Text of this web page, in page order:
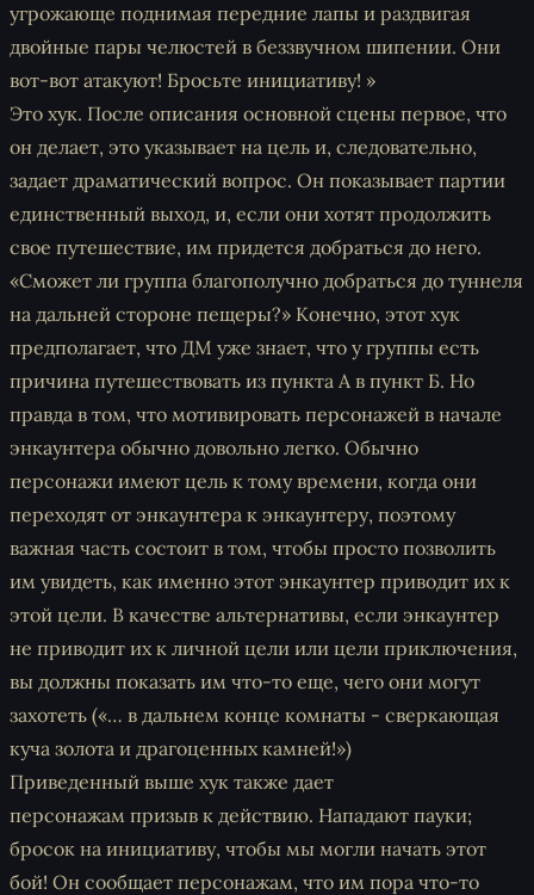
угрожающе поднимая передние лапы и раздвигая
двойные пары челюстей в беззвучном шипении. Они
вот-вот атакуют! Бросьте инициативу! »
Это хук. После описания основной сцены первое, что
он делает, это указывает на цель и, следовательно,
задает драматический вопрос. Он показывает партии
единственный выход, и, если они хотят продолжить
свое путешествие, им придется добраться до него.
«Сможет ли группа благополучно добраться до туннеля
на дальней стороне пещеры?» Конечно, этот хук
предполагает, что ДМ уже знает, что у группы есть
причина путешествовать из пункта A в пункт Б. Но
правда в том, что мотивировать персонажей в начале
энкаунтера обычно довольно легко. Обычно
персонажи имеют цель к тому времени, когда они
переходят от энкаунтера к энкаунтеру, поэтому
важная часть состоит в том, чтобы просто позволить
им увидеть, как именно этот энкаунтер приводит их к
этой цели. В качестве альтернативы, если энкаунтер
не приводит их к личной цели или цели приключения,
вы должны показать им что-то еще, чего они могут
захотеть («… в дальнем конце комнаты - сверкающая
куча золота и драгоценных камней!»)
Приведенный выше хук также дает
персонажам призыв к действию. Нападают пауки;
бросок на инициативу, чтобы мы могли начать этот
бой! Он сообщает персонажам, что им пора что-то